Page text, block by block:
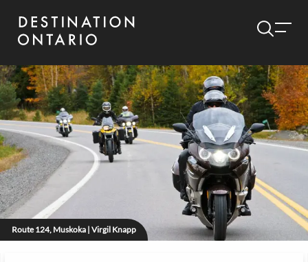
Route 124, Muskoka | Virgil Knapp